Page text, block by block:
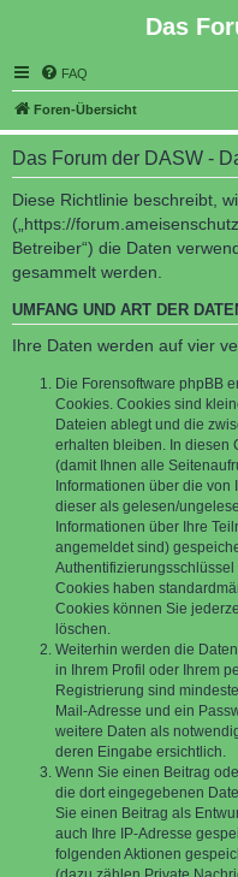
Das
FAQ
Foren-Übersicht
Das Forum der DASW -
Diese Richtlinie beschreibt,
(„https://
Betreiber“) die Daten
gesammelt werden.
UMFANG UND ART DER
Ihre Daten werden auf vier
Die Forensoftware phpBB
Cookies. Cookies sind
Dateien ablegt und die
erhalten bleiben. In diesen
(damit Ihnen alle
Informationen über die
dieser als gelesen/
Informationen über Ihre
angemeldet sind)
Cookies haben
Cookies können Sie
löschen.
Weiterhin werden die
in Ihrem Profil oder Ihrem
Registrierung sind
Mail-Adresse und ein
weitere Daten als
deren Eingabe ersichtlich.
Wenn Sie einen Beitrag
die dort eingegebenen
Sie einen Beitrag als
auch Ihre IP-Adresse
folgenden Aktionen